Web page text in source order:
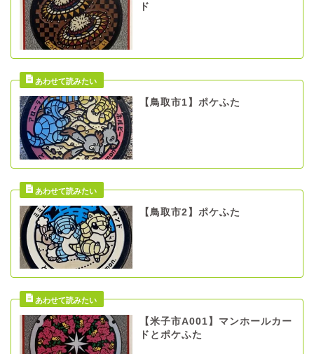
ド
【鳥取市1】ポケふた
【鳥取市2】ポケふた
【米子市A001】マンホールカー
ドとポケふた